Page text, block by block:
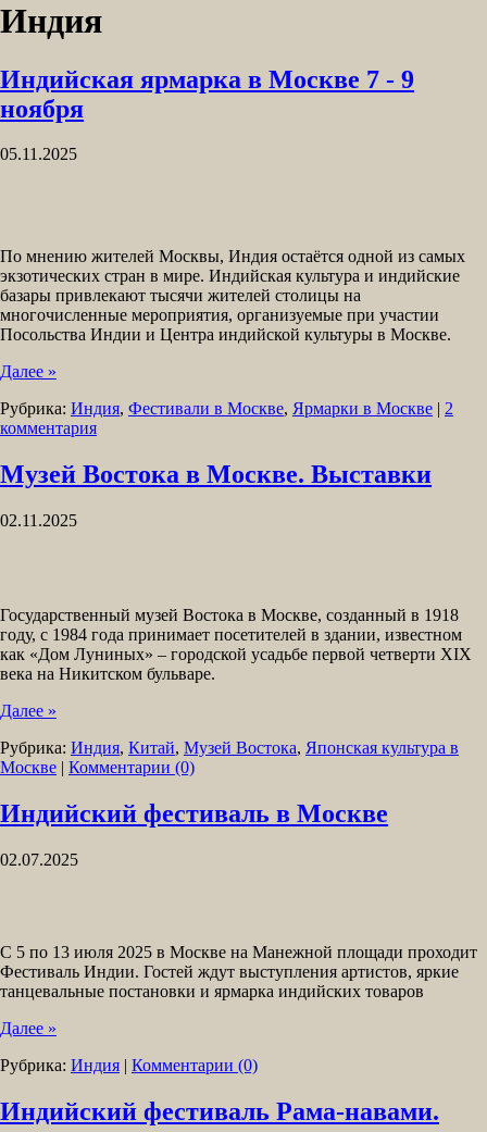
Индия
Индийская ярмарка в Москве 7 - 9
ноября
05.11.2025
По мнению жителей Москвы, Индия остаётся одной из самых
экзотических стран в мире. Индийская культура и индийские
базары привлекают тысячи жителей столицы на
многочисленные мероприятия, организуемые при участии
Посольства Индии и Центра индийской культуры в Москве.
Далее »
Рубрика: Индия, Фестивали в Москве, Ярмарки в Москве | 2
комментария
Музей Востока в Москве. Выставки
02.11.2025
Государственный музей Востока в Москве, созданный в 1918
году, с 1984 года принимает посетителей в здании, известном
как «Дом Луниных» – городской усадьбе первой четверти XIX
века на Никитском бульваре.
Далее »
Рубрика: Индия, Китай, Музей Востока, Японская культура в
Москве | Комментарии (0)
Индийский фестиваль в Москве
02.07.2025
С 5 по 13 июля 2025 в Москве на Манежной площади проходит
Фестиваль Индии. Гостей ждут выступления артистов, яркие
танцевальные постановки и ярмарка индийских товаров
Далее »
Рубрика: Индия | Комментарии (0)
Индийский фестиваль Рама-навами.